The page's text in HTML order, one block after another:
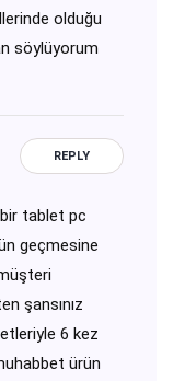
olduğu
söylüyorum
REPLY
tablet pc
geçmesine
şansınız
6 kez
ürün